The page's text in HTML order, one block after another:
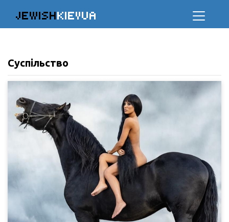
JEWISHKIEVUA
Суспільство